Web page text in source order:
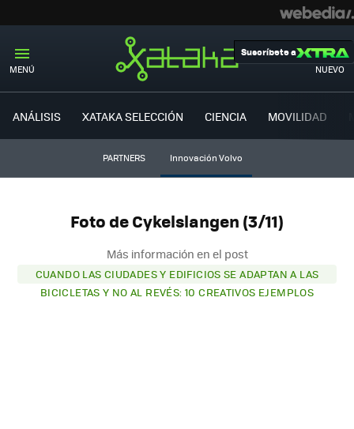
MENÚ NUEVO
Suscríbete a
ANÁLISIS XATAKA SELECCIÓN CIENCIA MOVILIDAD
PARTNERS Innovación Volvo
Foto de Cykelslangen (3/11)
Más información en el post
CUANDO LAS CIUDADES Y EDIFICIOS SE ADAPTAN A LAS
BICICLETAS Y NO AL REVÉS: 10 CREATIVOS EJEMPLOS